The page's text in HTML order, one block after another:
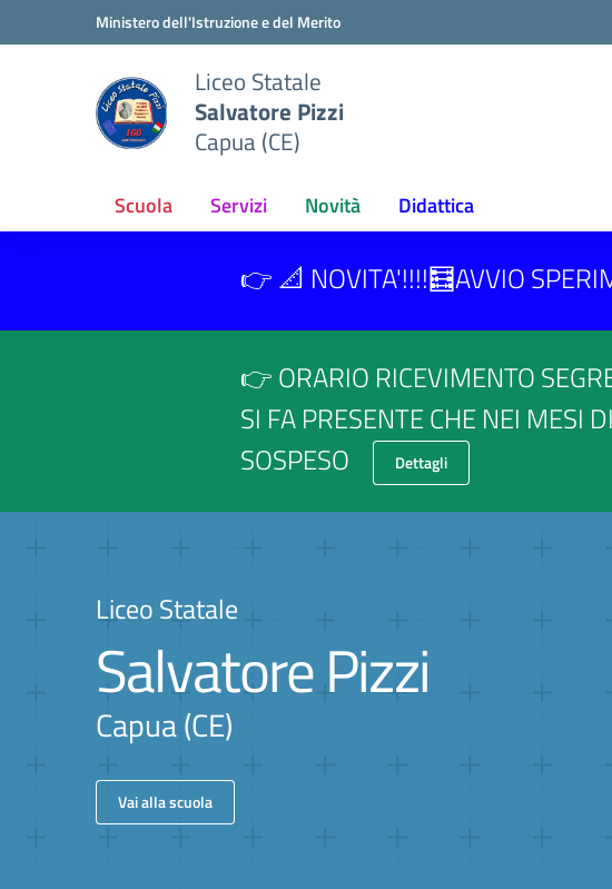
Vai ai contenuti
Vai al menu di navigazioneMinistero dell'Istruzione e del Merito
Liceo Statale
Salvatore Pizzi
Capua (CE)
Scuola Servizi Novità Didattica
👉 📐 NOVITA'!!!!🧮AVVIO
👉 ORARIO RICEVIMENTO
SI FA PRESENTE CHE NEI MESI
SOSPESO
Dettagli
Liceo Statale
Salvatore Pizzi
Capua (CE)
Vai alla scuola